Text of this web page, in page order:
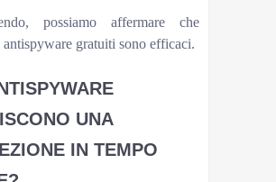
possiamo affermare che
antispyware gratuiti sono efficaci.
UNA
IN TEMPO